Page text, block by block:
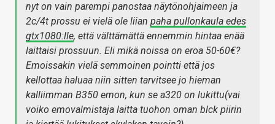
nyt on vain parempi panostaa näytönohjaimeen ja
2c/4t prossu ei vielä ole liian paha pullonkaula edes
gtx1080:lle, että välttämättä ennemmin hintaa enää
laittaisi prossuun. Eli mikä noissa on eroa 50-60€?
Emoissakin vielä semmoinen pointti että jos
kellottaa haluaa niin sitten tarvitsee jo hieman
kalliimman B350 emon, kun se a320 on lukittu(vai
voiko emovalmistaja laitta tuohon oman blck piirin